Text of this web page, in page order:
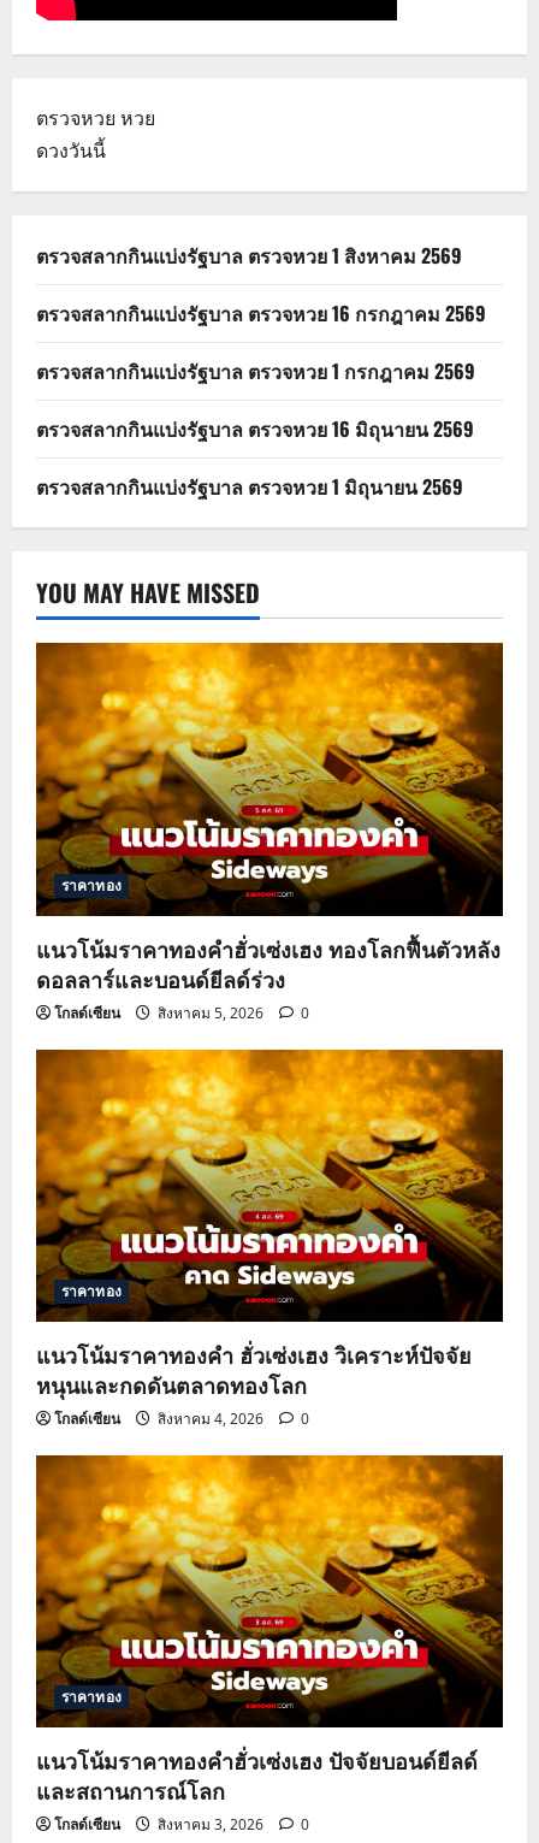
ตรวจหวย หวย
ดวงวันนี้
ตรวจสลากกินแบ่งรัฐบาล ตรวจหวย 1 สิงหาคม 2569
ตรวจสลากกินแบ่งรัฐบาล ตรวจหวย 16 กรกฎาคม 2569
ตรวจสลากกินแบ่งรัฐบาล ตรวจหวย 1 กรกฎาคม 2569
ตรวจสลากกินแบ่งรัฐบาล ตรวจหวย 16 มิถุนายน 2569
ตรวจสลากกินแบ่งรัฐบาล ตรวจหวย 1 มิถุนายน 2569
YOU MAY HAVE MISSED
ราคาทอง
แนวโน้มราคาทองคำฮั่วเซ่งเฮง ทองโลกฟื้นตัวหลัง
ดอลลาร์และบอนด์ยีลด์ร่วง
โกลด์เซียน สิงหาคม 5, 2026 0
ราคาทอง
แนวโน้มราคาทองคำ ฮั่วเซ่งเฮง วิเคราะห์ปัจจัย
หนุนและกดดันตลาดทองโลก
โกลด์เซียน สิงหาคม 4, 2026 0
ราคาทอง
แนวโน้มราคาทองคำฮั่วเซ่งเฮง ปัจจัยบอนด์ยีลด์
และสถานการณ์โลก
โกลด์เซียน สิงหาคม 3, 2026 0